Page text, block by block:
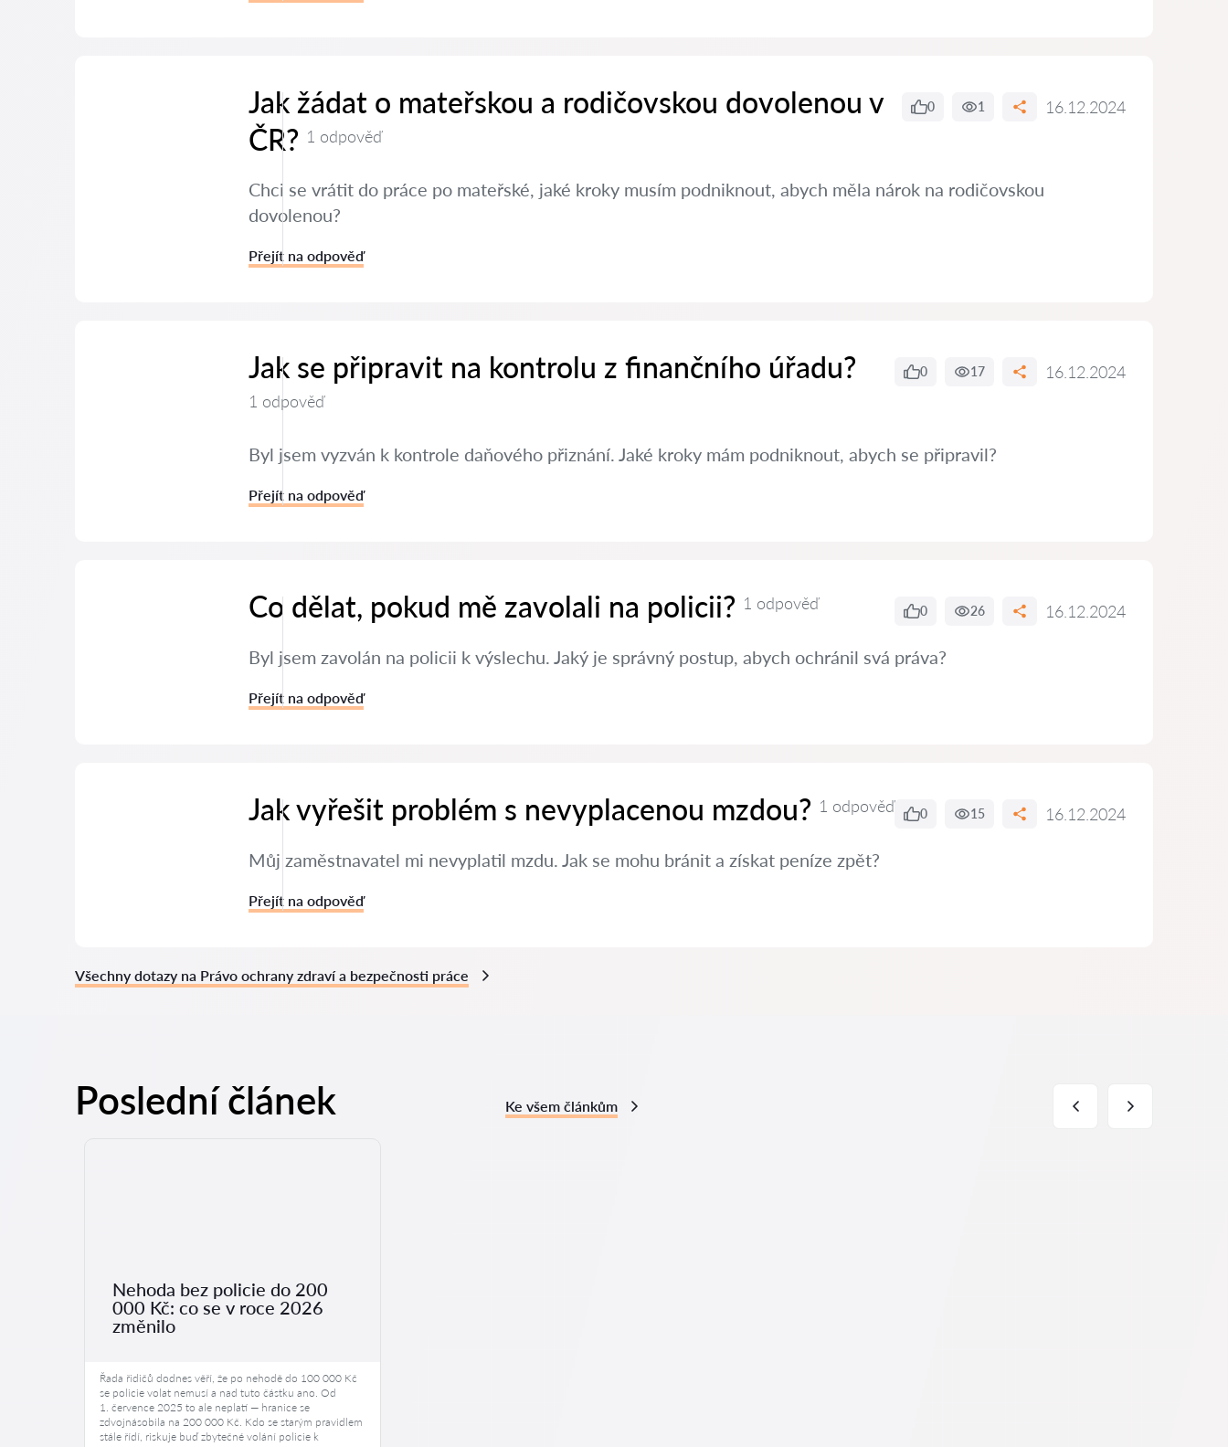
Jak žádat o mateřskou a rodičovskou dovolenou v
ČR? 1 odpověď
0 1 16.12.2024
Chci se vrátit do práce po mateřské, jaké kroky musím podniknout, abych měla nárok na rodičovskou
dovolenou?
Přejít na odpověď
Jak se připravit na kontrolu z finančního úřadu?
1 odpověď
0 17 16.12.2024
Byl jsem vyzván k kontrole daňového přiznání. Jaké kroky mám podniknout, abych se připravil?
Přejít na odpověď
Co dělat, pokud mě zavolali na policii? 1 odpověď 0 26 16.12.2024
Byl jsem zavolán na policii k výslechu. Jaký je správný postup, abych ochránil svá práva?
Přejít na odpověď
Jak vyřešit problém s nevyplacenou mzdou? 1 odpověď 0 15 16.12.2024
Můj zaměstnavatel mi nevyplatil mzdu. Jak se mohu bránit a získat peníze zpět?
Přejít na odpověď
Všechny dotazy na Právo ochrany zdraví a bezpečnosti práce
Poslední článek Ke všem článkům
Nehoda bez policie do 200
000 Kč: co se v roce 2026
změnilo
Řada řidičů dodnes věří, že po nehodě do 100 000 Kč
se policie volat nemusí a nad tuto částku ano. Od
1. července 2025 to ale neplatí — hranice se
zdvojnásobila na 200 000 Kč. Kdo se starým pravidlem
stále řídí, riskuje buď zbytečné volání policie k